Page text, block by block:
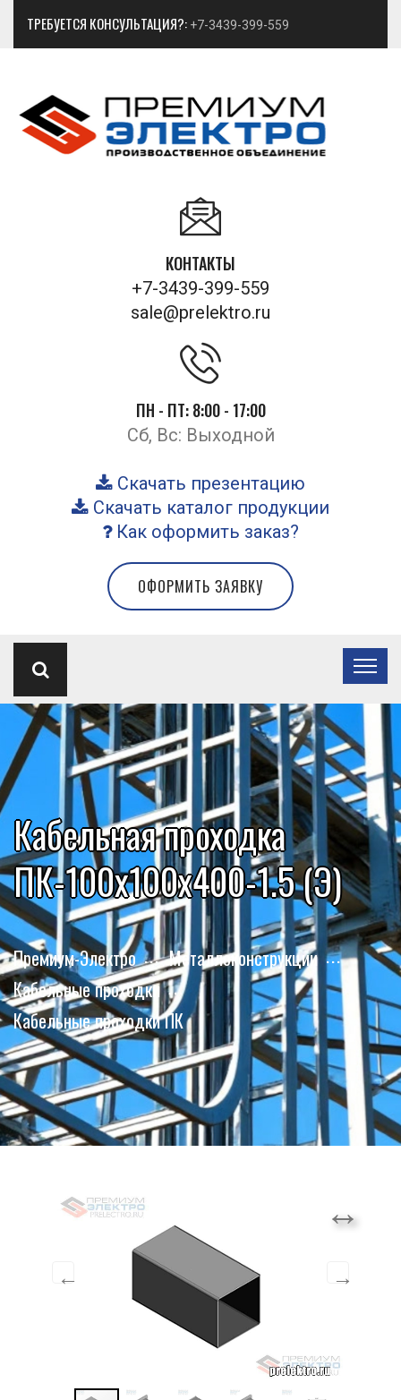
ТРЕБУЕТСЯ КОНСУЛЬТАЦИЯ?: +7-3439-399-559
КОНТАКТЫ
+7-3439-399-559
sale@prelektro.ru
ПН - ПТ: 8:00 - 17:00
Сб, Вс: Выходной
Скачать презентацию
Скачать каталог продукции
Как оформить заказ?
ОФОРМИТЬ ЗАЯВКУ
Кабельная проходка
ПК-100х100х400-1.5 (Э)
Премиум-Электро
Металлоконструкции
Кабельные проходки
Кабельные проходки ПК